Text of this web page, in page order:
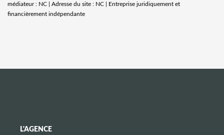
médiateur : NC | Adresse du site : NC | Entreprise juridiquement et
financièrement indépendante
L'AGENCE